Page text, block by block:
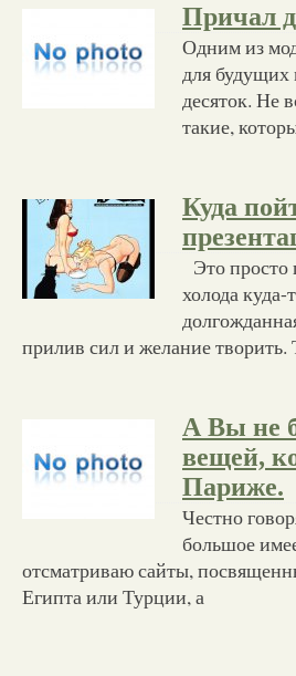
Причал
Одним из
для будущих
десяток. Не
такие,
Куда
Это просто
холода
прилив сил и желание творить.
А Вы не
вещей,
Париже.
Честно
большое
отсматриваю сайты,
Египта или Турции, а